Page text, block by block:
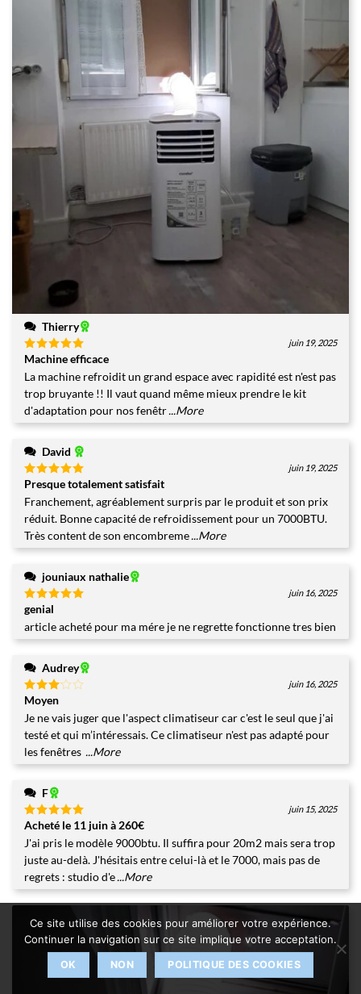
Thierry
Note5sur
5
juin 19, 2025
Machine efficace
La machine refroidit un grand espace avec rapidité est n'est pas
trop bruyante !! Il vaut quand même mieux prendre le kit
d'adaptation pour nos fenêtr...More
David
Note5sur
5
juin 19, 2025
Presque totalement satisfait
Franchement, agréablement surpris par le produit et son prix
réduit. Bonne capacité de refroidissement pour un 7000BTU.
Très content de son encombreme...More
jouniaux nathalie
Note
juin 16, 2025
genial
article acheté pour ma mére je ne regrette fonctionne tres bien
Audrey
Note
3
5
juin 16, 2025
Moyen
Je ne vais juger que l'aspect climatiseur car c'est le seul que j'ai
testé et qui m’intéressais. Ce climatiseur n'est pas adapté pour
les fenêtres ...More
F
Note5 sur
5
juin 15, 2025
Acheté le 11 juin à 260€
J'ai pris le modèle 9000btu. Il suffira pour 20m2 mais sera trop
juste au-delà. J'hésitais entre celui-là et le 7000, mais pas de
regrets : studio d'e...More
Ce site utilise des cookies pour améliorer votre expérience.
Continuer la navigation sur ce site implique votre acceptation.
OK NON POLITIQUE DES COOKIES